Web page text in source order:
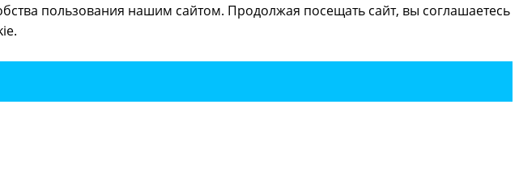
пользования нашим сайтом. Продолжая посещать сайт, вы соглашаетесь